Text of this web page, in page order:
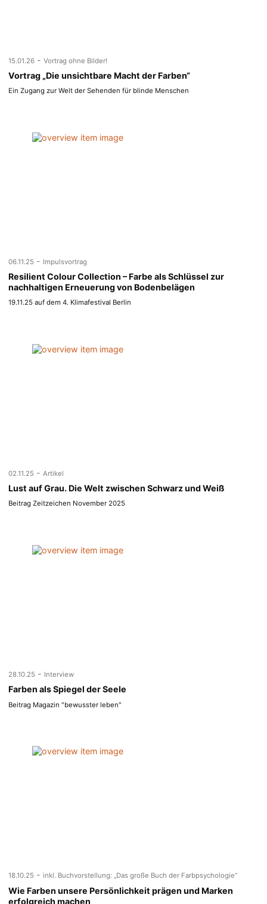
15.01.26 - Vortrag ohne Bilder!
Vortrag „Die unsichtbare Macht der Farben“
Ein Zugang zur Welt der Sehenden für blinde Menschen
06.11.25 - Impulsvortrag
Resilient Colour Collection – Farbe als Schlüssel zur
nachhaltigen Erneuerung von Bodenbelägen
19.11.25 auf dem 4. Klimafestival Berlin
02.11.25 - Artikel
Lust auf Grau. Die Welt zwischen Schwarz und Weiß
Beitrag Zeitzeichen November 2025
28.10.25 - Interview
Farben als Spiegel der Seele
Beitrag Magazin "bewusster leben"
18.10.25 - inkl. Buchvorstellung: „Das große Buch der Farbpsychologie“
Wie Farben unsere Persönlichkeit prägen und Marken
erfolgreich machen